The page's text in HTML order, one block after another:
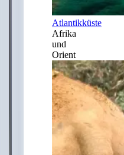
Atlantikküste
Afrika
und
Orient